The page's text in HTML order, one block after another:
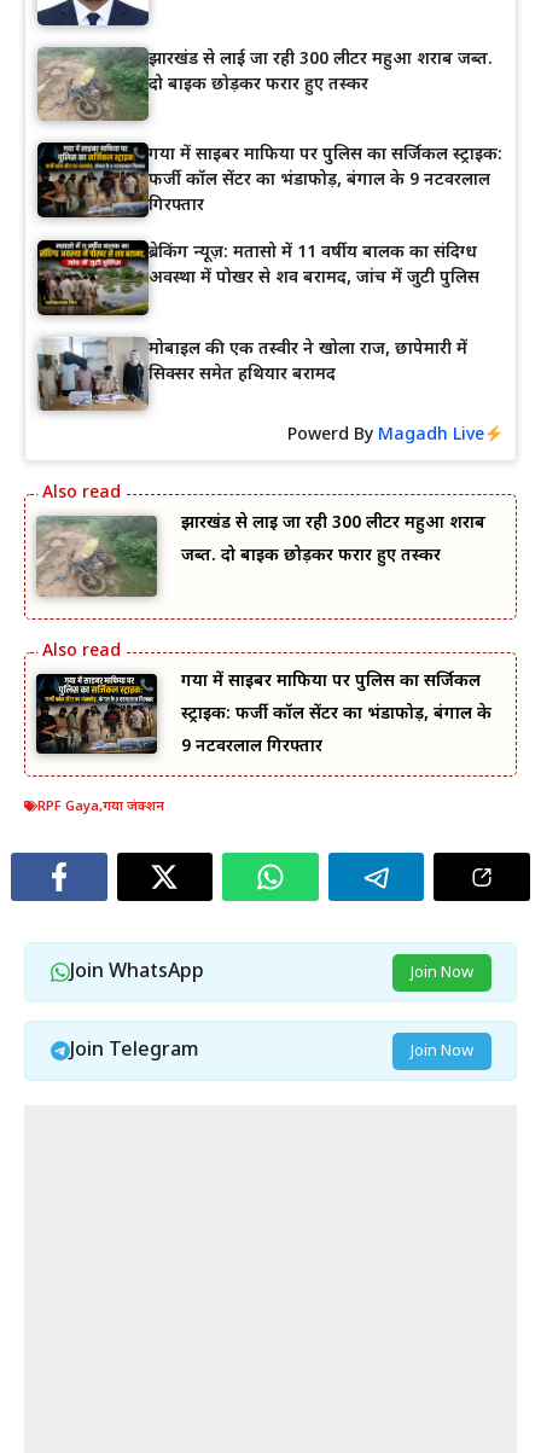
झारखंड से लाई जा रही 300 लीटर महुआ शराब जब्त.
दो बाइक छोड़कर फरार हुए तस्कर
गया में साइबर माफिया पर पुलिस का सर्जिकल स्ट्राइक:
फर्जी कॉल सेंटर का भंडाफोड़, बंगाल के 9 नटवरलाल
गिरफ्तार
ब्रेकिंग न्यूज़: मतासो में 11 वर्षीय बालक का संदिग्ध
अवस्था में पोखर से शव बरामद, जांच में जुटी पुलिस
मोबाइल की एक तस्वीर ने खोला राज, छापेमारी में
सिक्सर समेत हथियार बरामद
Powerd By Magadh Live
झारखंड से लाई जा रही 300 लीटर महुआ शराब
जब्त. दो बाइक छोड़कर फरार हुए तस्कर
गया में साइबर माफिया पर पुलिस का सर्जिकल
स्ट्राइक: फर्जी कॉल सेंटर का भंडाफोड़, बंगाल के
9 नटवरलाल गिरफ्तार
RPF Gaya,गया जंक्शन
Join WhatsApp Join Now
Join Telegram Join Now